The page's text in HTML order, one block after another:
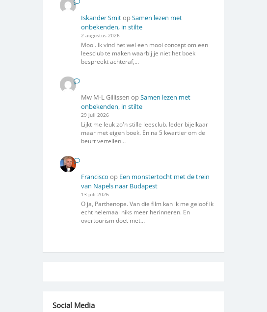
Iskander SmitopSamen lezen met
onbekenden, in stilte
2 augustus 2026
Mooi. Ik vind het wel een mooi concept om een
leesclub te maken waarbij je niet het boek
bespreekt achteraf,…
Mw M-L Gillissen opSamen lezen met
onbekenden, in stilte
29 juli 2026
Lijkt me leuk zo'n stille leesclub. Ieder bijelkaar
maar met eigen boek. En na 5 kwartier om de
beurt vertellen…
Francisco op Een monstertocht met de trein
van Napels naar Budapest
13 juli 2026
O ja, Parthenope. Van die film kan ik me geloof ik
echt helemaal niks meer herinneren. En
overtourism doet met…
Social Media